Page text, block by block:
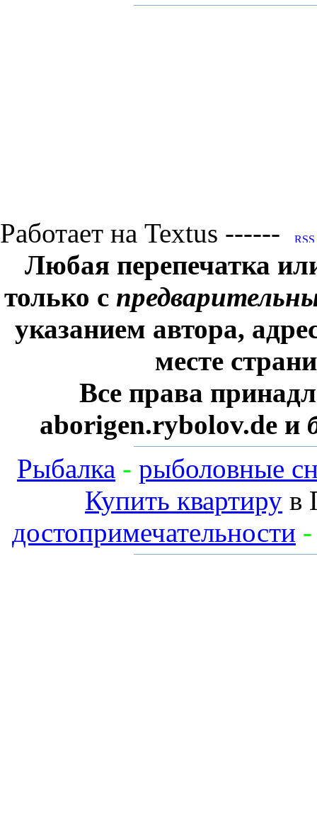
Работает на Textus ------
Любая перепечатка
только с
указанием автора,
месте
Все права
aborigen.rybolov.de и
Рыбалка - рыболовные
Купить квартиру в
достопримечательности